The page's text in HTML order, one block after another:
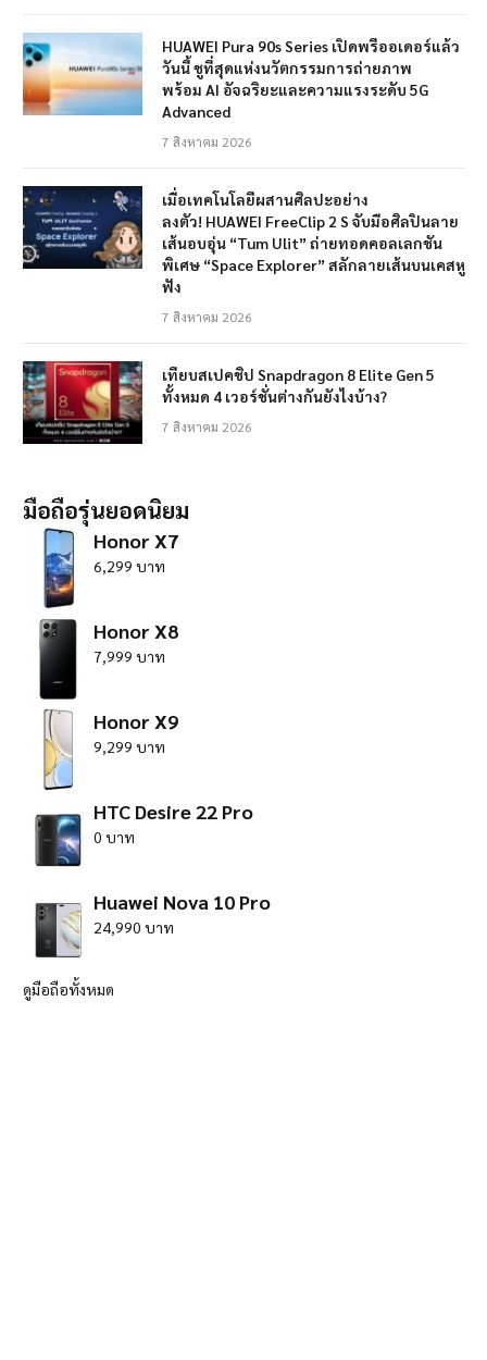
HUAWEI Pura 90s Series เปิดพรีออเดอร์แล้ว
วันนี้ ชูที่สุดแห่งนวัตกรรมการถ่ายภาพ
พร้อม AI อัจฉริยะและความแรงระดับ 5G
Advanced
7 สิงหาคม 2026
เมื่อเทคโนโลยีผสานศิลปะอย่าง
ลงตัว! HUAWEI FreeClip 2 S จับมือศิลปินลาย
เส้นอบอุ่น “Tum Ulit” ถ่ายทอดคอลเลกชัน
พิเศษ “Space Explorer” สลักลายเส้นบนเคสหู
ฟัง
7 สิงหาคม 2026
เทียบสเปคชิป Snapdragon 8 Elite Gen 5
ทั้งหมด 4 เวอร์ชั่นต่างกันยังไงบ้าง?
7 สิงหาคม 2026
มือถือรุ่นยอดนิยม
Honor X7
6,299 บาท
Honor X8
7,999 บาท
Honor X9
9,299 บาท
HTC Desire 22 Pro
0 บาท
Huawei Nova 10 Pro
24,990 บาท
ดูมือถือทั้งหมด